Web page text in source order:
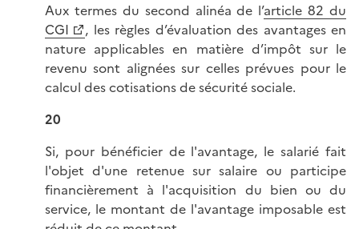
Aux termes du second alinéa de l’article 82 du
CGI
, les règles d’évaluation des avantages en
nature applicables en matière d’impôt sur le
revenu sont alignées sur celles prévues pour le
calcul des cotisations de sécurité sociale.
20
Si, pour bénéficier de l'avantage, le salarié fait
l'objet d'une retenue sur salaire ou participe
financièrement à l'acquisition du bien ou du
service, le montant de l'avantage imposable est